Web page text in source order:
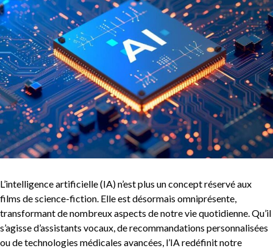
L’intelligence artificielle (IA) n’est plus un concept réservé aux
films de science-fiction. Elle est désormais omniprésente,
transformant de nombreux aspects de notre vie quotidienne. Qu’il
s’agisse d’assistants vocaux, de recommandations personnalisées
ou de technologies médicales avancées, l’IA redéfinit notre